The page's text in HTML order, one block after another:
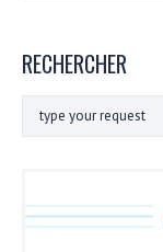
RECHERCHER